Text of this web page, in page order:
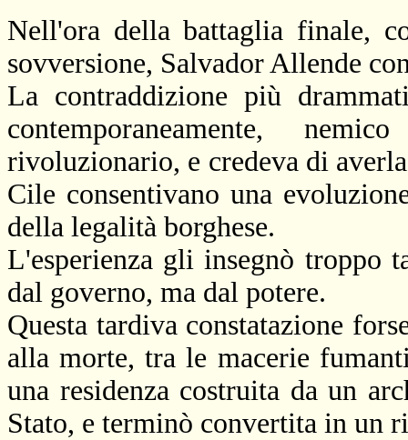
Nell'ora della battaglia finale,
sovversione, Salvador Allende
La contraddizione più
contemporaneamente,
rivoluzionario, e credeva di
Cile consentivano una
della legalità borghese.
L'esperienza gli insegnò troppo
dal governo, ma dal potere.
Questa tardiva constatazione
alla morte, tra le macerie
una residenza costruita da un
Stato, e terminò convertita in un